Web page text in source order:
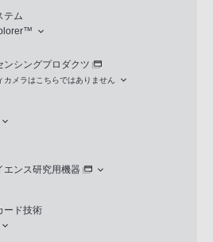
テム
ンシングプロダクツ
カメラはこちらではありません
エンス研究用機器
ード技術